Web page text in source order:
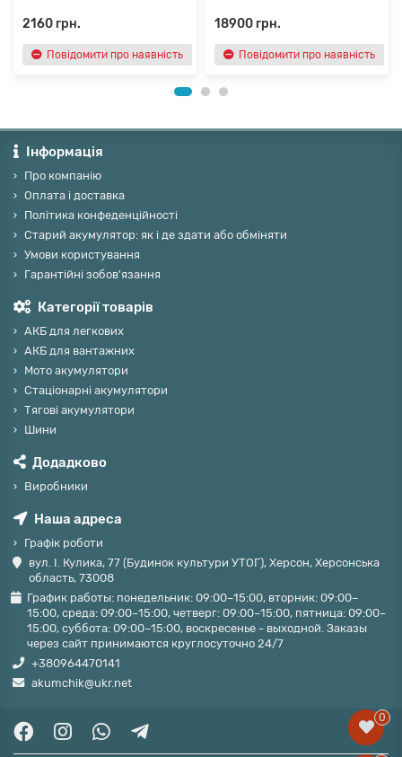
2160 грн.
Повідомити про наявність
18900 грн.
Повідомити про наявність
Інформація
Про компанію
Оплата і доставка
Політика конфеденційності
Старий акумулятор: як і де здати або обміняти
Умови користування
Гарантійні зобов'язання
Категорії товарів
АКБ для легкових
АКБ для вантажних
Мото акумулятори
Стаціонарні акумулятори
Тягові акумулятори
Шини
Додадково
Виробники
Наша адреса
Графік роботи
вул. І. Кулика, 77 (Будинок культури УТОГ), Херсон, Херсонська
область, 73008
График работы: понедельник: 09:00–15:00, вторник: 09:00–
15:00, среда: 09:00–15:00, четверг: 09:00–15:00, пятница: 09:00–
15:00, суббота: 09:00–15:00, воскресенье - выходной. Заказы
через сайт принимаются круглосуточно 24/7
+380964470141
akumchik@ukr.net
0